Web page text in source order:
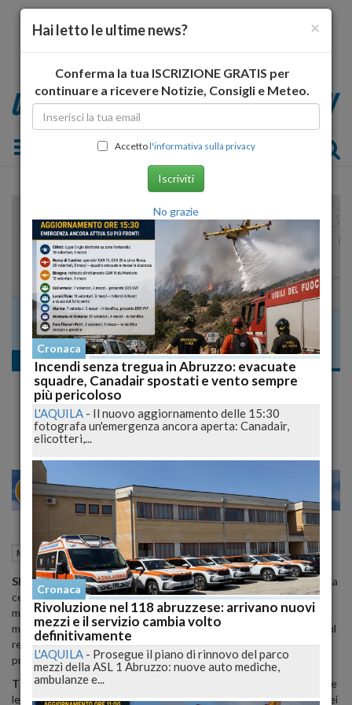
Toggle navigation
Meteo
Persistono condizioni di bel tempo salvo
temporanei passaggi nuvolosi
MILANO 20
Meteo 18 Febbraio 2015 09:54
SITUAZIONE: la circolazione depressionaria pressoche' stazionaria
centrata tra Canale di Sardegna, Stretto di Sicilia e Mar Libico
mantiene ancora diffuse condizioni di instabilita' sulla Sicilia ed in
misura minore sui settori orientali di Sardegna e Calabria mente sul
resto d'Italia si va ulteriormente consolidando un campo di alta
pressione.
TEMPO PREVISTO FINO ALLA MEZZANOTTE: NORD
- su tutte
le regioni condizioni di tempo stabile e soleggiato salvo temporanei
×
Hai letto le ultime news?
Conferma la tua ISCRIZIONE GRATIS per
continuare a ricevere Notizie, Consigli e Meteo.
Accettol'informativa sulla privacy
Iscriviti
No grazie
Cronaca
Incendi senza tregua in Abruzzo: evacuate
squadre, Canadair spostati e vento sempre
più pericoloso
L'AQUILA - Il nuovo aggiornamento delle 15:30
fotografa un'emergenza ancora aperta: Canadair,
elicotteri,...
Cronaca
Rivoluzione nel 118 abruzzese: arrivano nuovi
mezzi e il servizio cambia volto
definitivamente
L'AQUILA - Prosegue il piano di rinnovo del parco
mezzi della ASL 1 Abruzzo: nuove auto mediche,
ambulanze e...